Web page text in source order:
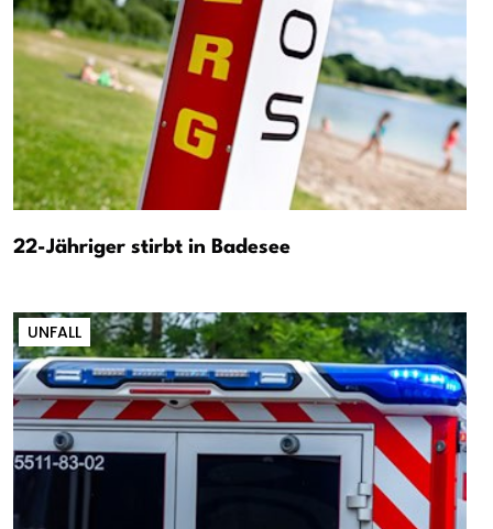
22-Jähriger stirbt in Badesee
UNFALL